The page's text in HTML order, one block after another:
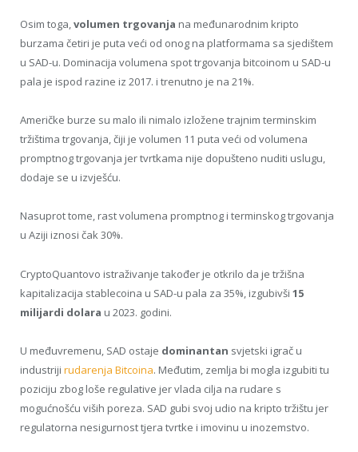
Osim toga,volumen trgovanja na međunarodnim kripto
burzama četiri je puta veći od onog na platformama sa sjedištem
u SAD-u. Dominacija volumena spot trgovanja bitcoinom u SAD-u
pala je ispod razine iz 2017. i trenutno je na 21%.
Američke burze su malo ili nimalo izložene trajnim terminskim
tržištima trgovanja, čiji je volumen 11 puta veći od volumena
promptnog trgovanja jer tvrtkama nije dopušteno nuditi uslugu,
dodaje se u izvješću.
Nasuprot tome, rast volumena promptnog i terminskog trgovanja
u Aziji iznosi čak 30%.
CryptoQuantovo istraživanje također je otkrilo da je tržišna
kapitalizacija stablecoina u SAD-u pala za 35%, izgubivši 15
milijardi dolara u 2023. godini.
U međuvremenu, SAD ostaje dominantan svjetski igrač u
industriji rudarenja Bitcoina. Međutim, zemlja bi mogla izgubiti tu
poziciju zbog loše regulative jer vlada cilja na rudare s
mogućnošću viših poreza. SAD gubi svoj udio na kripto tržištu jer
regulatorna nesigurnost tjera tvrtke i imovinu u inozemstvo.